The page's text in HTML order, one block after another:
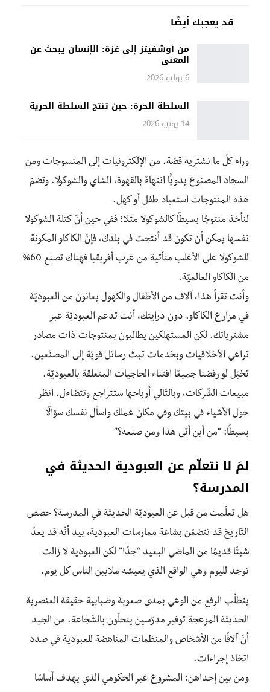
قد يعجبك أيضًا
من أوشفيتز إلى غزة: الإنسان يبحث عن
المعنى
6 يوليو 2026
السلطة الحرة: حين تنتج السلطة الحرية
14 يونيو 2026
وراء كلّ ما نشتريه قصّة. من الإلكترونيات إلى المنسوجات ومن
السجاد المصنوع يدويًّا انتهاءً بالقهوة، الشاي والشوكولا. وتضمّ
هذه المنتوجات استعباد طفل أو كهل.
لنأخذ منتوجًا بسيطًا كالشوكولا مثلا؛ ففي حين أنّ كتلة الشوكولا
نفسها يمكن أن تكون قد أنتجت في بلدك، فإنّ الكاكاو المكونة
للشوكولا على الأغلب متأتية من غرب أفريقيا فهناك تصنع 60%
من الكاكاو العالميّة.
وأنت تقرأ هذا، آلاف من الأطفال والكهول يعانون من العبوديّة
في مزارع الكاكاو. دون درايتك، أنت تدعم العبوديّة عبر
مشترياتك. لكن المستهلكين يطالبون بمنتوجات ذات مصادر
تراعي الأخلاقيات وبخدمات تبث رسائل قويّة إلى المصنّعين.
تخيّل لو رفضنا جميعًا اقتناء الحاجيات المتعلقة بالعبوديّة.
مبيعات الشّركات، وبالتّالي أرباحها ستتراجع وتتضاءل. انظر
حول الأشياء في بيتك وفي مكان عملك واسأل نفسك سؤالًا
بسيطًا: “من أين أتى هذا ومن صنعه؟”
لمَ لا نتعلّم عن العبودية الحديثة في
المدرسة؟
هل تعلّمت من قبل عن العبوديّة الحديثة في المدرسة؟ حصص
التّاريخ قد تتضمّن بشاعة ممارسات العبودية، بيد أنّه قد يعدّ
شيئًا قديمًا من الماضي البعيد “جدًا” لكن العبودية لا زالت
توجد لليوم وهي الواقع الذي يعيشه ملايين الناس كل يوم.
يتطلّب الرفع من الوعي بمدى صعوبة وضبابية حقيقة العنصرية
الحديثة المزعجة توفير مدرّسين يتحلّون بالشّجاعة. من الجيد
أنّ آلافًا من الأشخاص والمنظمات المناهضة للعبودية في صدد
اتخاذ إجراءات.
ومن بين إحداهن: المشروع غير الحكومي الذي يهدف أساسًا